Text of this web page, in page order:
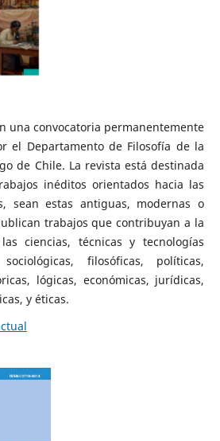
una convocatoria permanentemente
el Departamento de Filosofía de la
de Chile. La revista está destinada
inéditos orientados hacia las
sean estas antiguas, modernas o
trabajos que contribuyan a la
ciencias, técnicas y tecnologías
filosóficas, políticas,
lógicas, económicas, jurídicas,
y éticas.